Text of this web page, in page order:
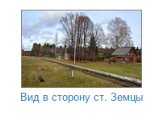
Вид в сторону ст. Земцы